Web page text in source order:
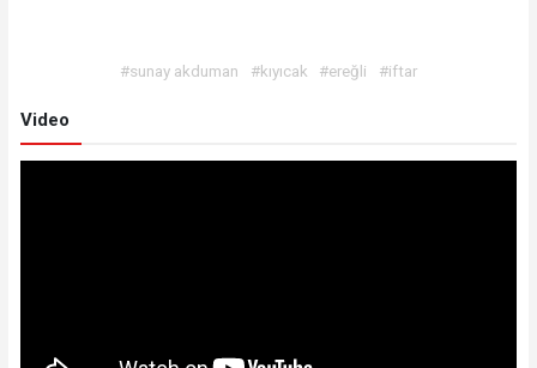
#sunay akduman #kıyıcak #ereğli #iftar
Video